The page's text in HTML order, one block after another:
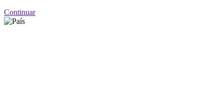
Continuar